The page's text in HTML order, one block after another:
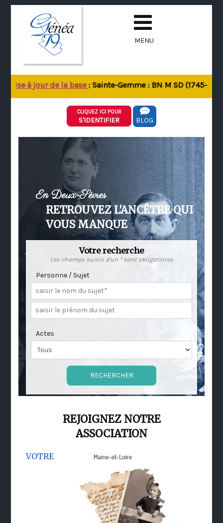
MENU
ise à jour de la base: Sainte-Gemme : BN M SD (1745-
CLIQUEZ ICI POUR
S'IDENTIFIER BLOG
En Deux-Sèvres
RETROUVEZ L'ANCÊTRE QUI
VOUS MANQUE
Votre recherche
Les champs suivis d'un * sont obligatoires
Personne / Sujet
Actes
REJOIGNEZ NOTRE
ASSOCIATION
VOTRE